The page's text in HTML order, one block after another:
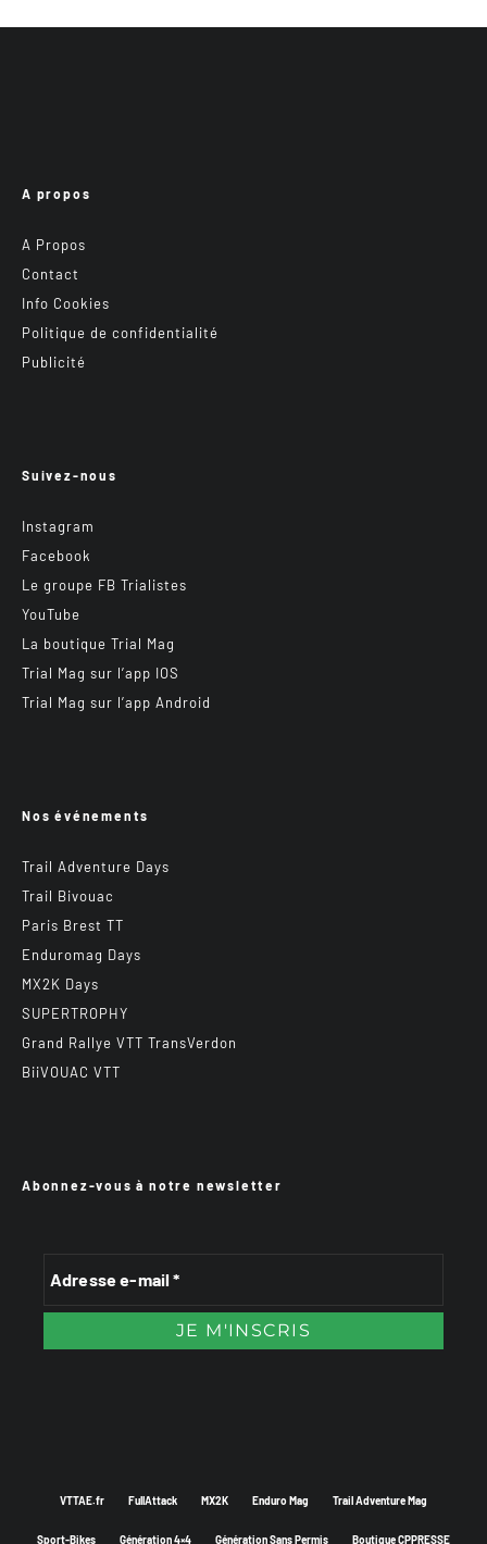
A propos
A Propos
Contact
Info Cookies
Politique de confidentialité
Publicité
Suivez-nous
Instagram
Facebook
Le groupe FB Trialistes
YouTube
La boutique Trial Mag
Trial Mag sur l’app IOS
Trial Mag sur l’app Android
Nos événements
Trail Adventure Days
Trail Bivouac
Paris Brest TT
Enduromag Days
MX2K Days
SUPERTROPHY
Grand Rallye VTT TransVerdon
BiiVOUAC VTT
Abonnez-vous à notre newsletter
VTTAE.fr FullAttack MX2K Enduro Mag Trail Adventure Mag
Sport-Bikes Génération 4×4 Génération Sans Permis Boutique CPPRESSE